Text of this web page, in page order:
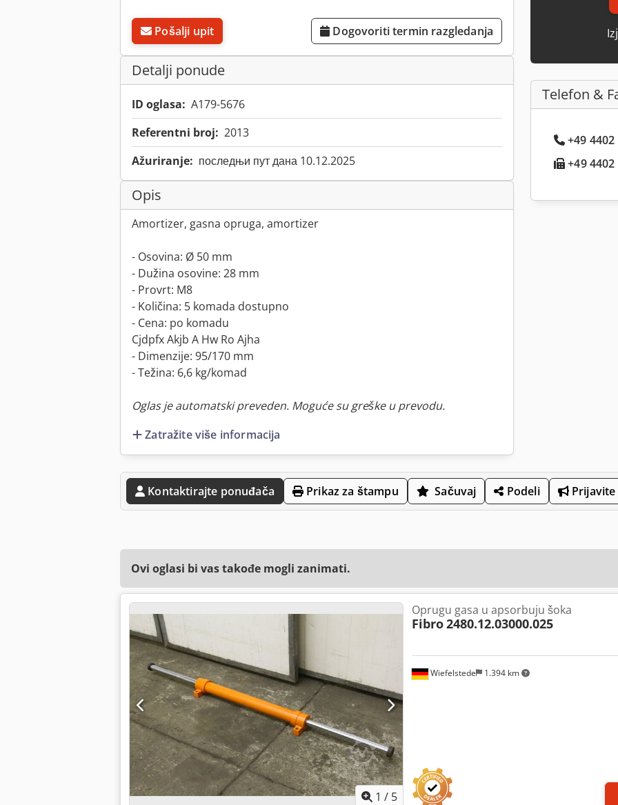
Pošalji upit Dogovoriti termin razgledanja
Detalji ponude
ID oglasa: A179-5676
Referentni broj: 2013
Ažuriranje: последњи пут дана 10.12.2025
Opis
Amortizer, gasna opruga, amortizer
- Osovina: Ø 50 mm
- Dužina osovine: 28 mm
- Provrt: M8
- Količina: 5 komada dostupno
- Cena: po komadu
Cjdpfx Akjb A Hw Ro Ajha
- Dimenzije: 95/170 mm
- Težina: 6,6 kg/komad
Oglas je automatski preveden. Moguće su greške u prevodu.
Zatražite više informacija
Telefon &
+49
+49
Kontaktirajte ponuđača Prikaz za štampu Sačuvaj Podeli Prijavite
Ovi oglasi bi vas takođe mogli zanimati.
1 / 5
Wiefelstede 1.394 km
Oprugu gasa u apsorbuju šoka
Fibro2480.12.03000.025